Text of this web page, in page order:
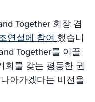
Together 회장 겸
연설에 참여 했습니
Together를 이끌
회를 갖는 평등한 권
아가겠다는 비전을